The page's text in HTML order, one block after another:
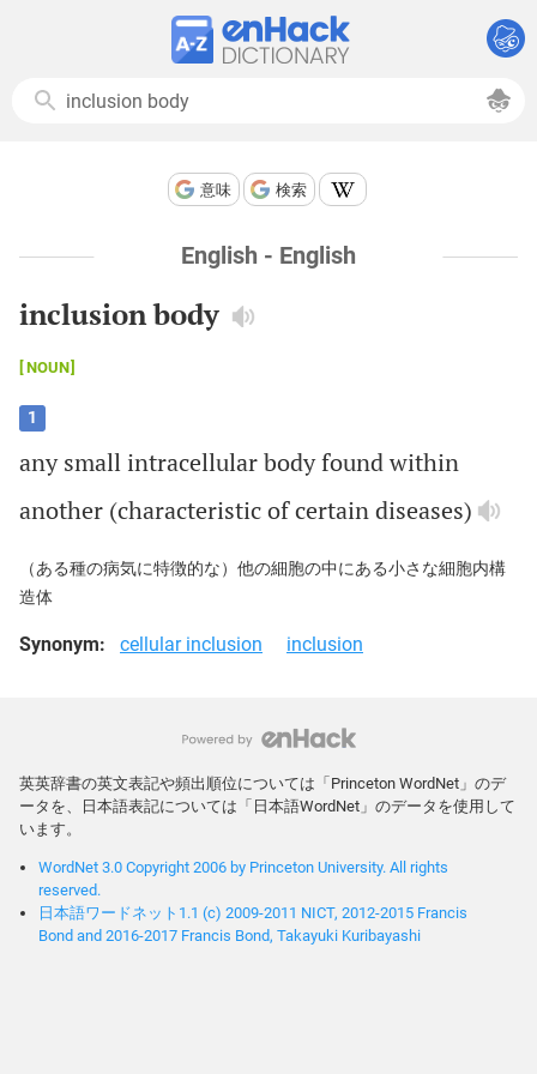
意味 検索
English - English
inclusion body
NOUN
1
any small intracellularbodyfoundwithin
another (characteristicofcertaindiseases)
（ある種の病気に特徴的な）他の細胞の中にある小さな細胞内構
造体
Synonym: cellular inclusion inclusion
英英辞書の英文表記や頻出順位については「Princeton WordNet」のデ
ータを、日本語表記については「日本語WordNet」のデータを使用して
います。
WordNet 3.0 Copyright 2006 by Princeton University. All rights
reserved.
日本語ワードネット1.1 (c) 2009-2011 NICT, 2012-2015 Francis
Bond and 2016-2017 Francis Bond, Takayuki Kuribayashi